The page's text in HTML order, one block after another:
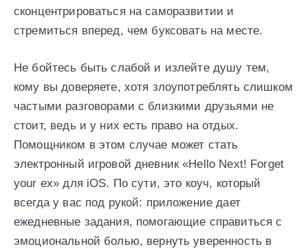
сконцентрироваться на саморазвитии и
стремиться вперед, чем буксовать на месте.
Не бойтесь быть слабой и излейте душу тем,
кому вы доверяете, хотя злоупотреблять слишком
частыми разговорами с близкими друзьями не
стоит, ведь и у них есть право на отдых.
Помощником в этом случае может стать
электронный игровой дневник «Hello Next! Forget
your ex» для iOS. По сути, это коуч, который
всегда у вас под рукой: приложение дает
ежедневные задания, помогающие справиться с
эмоциональной болью, вернуть уверенность в